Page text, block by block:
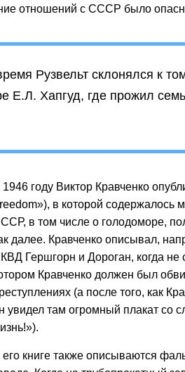
отношений с СССР было
Рузвельт склонялся к
Е.Л. Хапгуд, где прожил
1946 году Виктор Кравченко
в которой содержалось
в том числе о голодоморе,
далее. Кравченко описывал,
Гершгорн и Дороган, когда не
Кравченко должен был
(а после того, как
увидел там огромный плакат со
его книге также описываются